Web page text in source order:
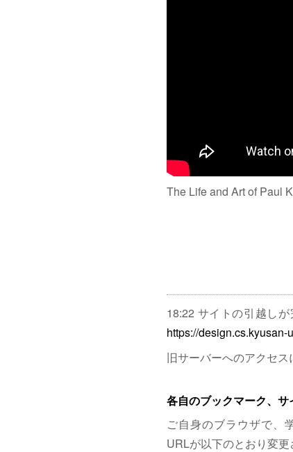
The Life and Art of Paul
18:22 サイトの引越し
https://
旧サーバーへのアクセス
各自のブックマーク、
ご自身のブラウザで、
URLが以下のとおり変更